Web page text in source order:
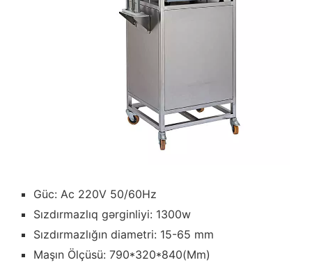
Güc: Ac 220V 50/60Hz
Sızdırmazlıq gərginliyi: 1300w
Sızdırmazlığın diametri: 15-65 mm
Maşın Ölçüsü: 790*320*840(Mm)